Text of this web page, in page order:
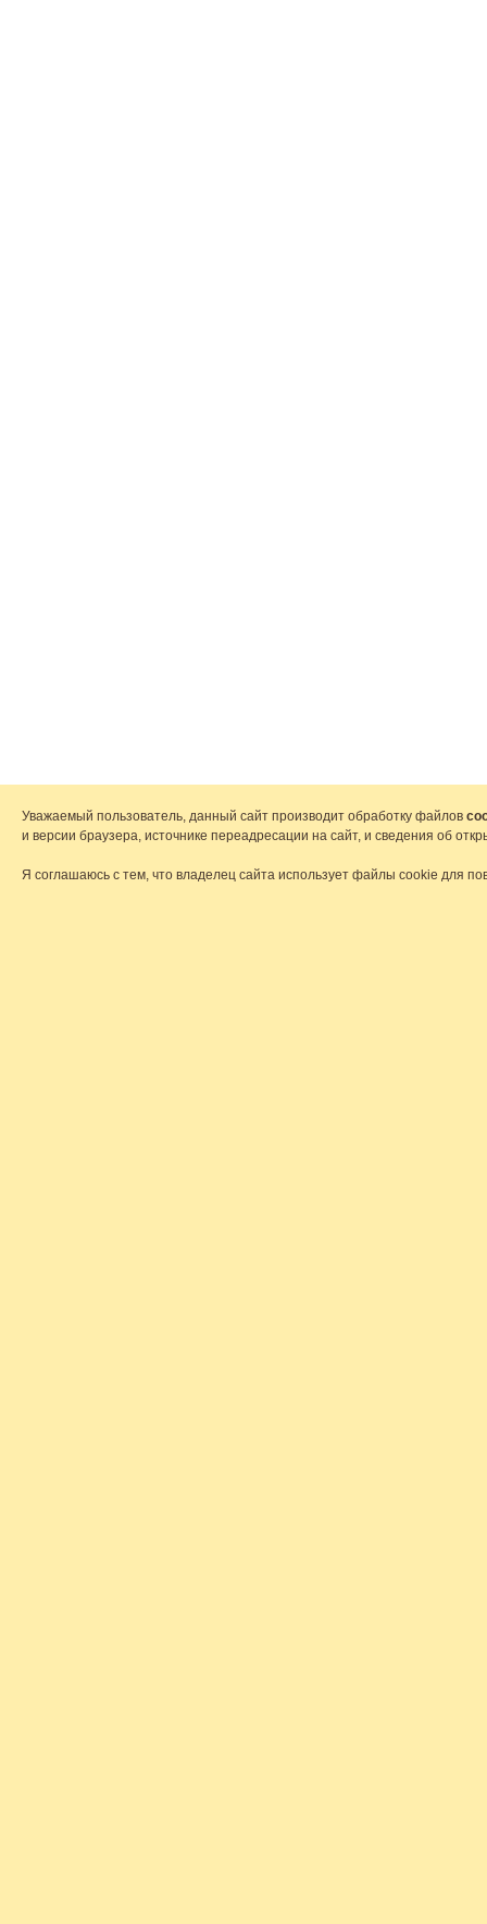
Уважаемый пользователь, данный сайт производит обработку файлов
и версии браузера, источнике переадресации на сайт, и сведения об
Я соглашаюсь с тем, что владелец сайта использует файлы cookie для